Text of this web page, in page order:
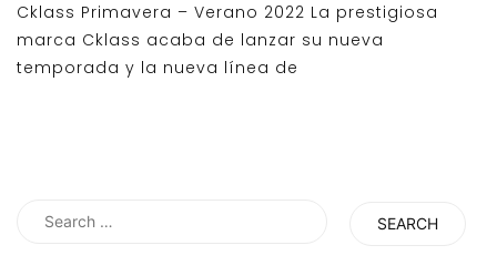
Cklass Primavera – Verano 2022 La prestigiosa
marca Cklass acaba de lanzar su nueva
temporada y la nueva línea de
Search